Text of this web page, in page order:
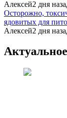
Алексей2 дня
Осторожно,
ядовитых для
Алексей2 дня
Актуальное